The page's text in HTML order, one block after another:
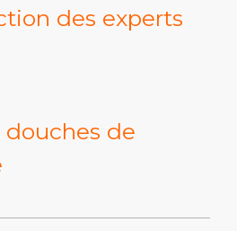
des experts
de